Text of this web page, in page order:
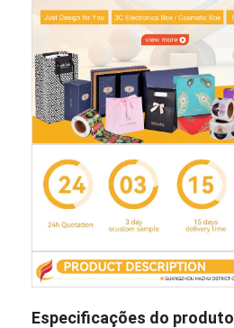
Especificações do produto